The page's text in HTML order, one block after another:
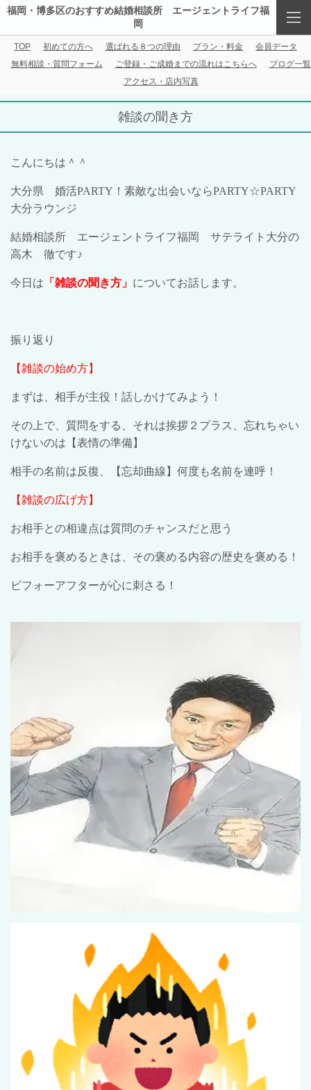
福岡・博多区のおすすめ結婚相談所 エージェントライフ福
岡
TOP 初めての方へ 選ばれる８つの理由 プラン・料金
会員データ
無料相談・質問フォーム
ご登録・ご成婚までの流れはこちらへ
ブログ一覧
アクセス・店内写真
雑談の聞き方
こんにちは＾＾
大分県 婚活PARTY ！素敵な出会いならPARTY☆PARTY
大分ラウンジ
結婚相談所 エージェントライフ福岡 サテライト大分の
高木 徹です♪
今日は 「雑談の聞き方」 についてお話します。
振り返り
【雑談の始め方】
まずは、相手が主役！話しかけてみよう！
その上で、質問をする、それは挨拶２プラス、忘れちゃい
けないのは【表情の準備】
相手の名前は反復、【忘却曲線】何度も名前を連呼！
【雑談の広げ方】
お相手との相違点は質問のチャンスだと思う
お相手を褒めるときは、その褒める内容の歴史を褒める！
ビフォーアフターが心に刺さる！